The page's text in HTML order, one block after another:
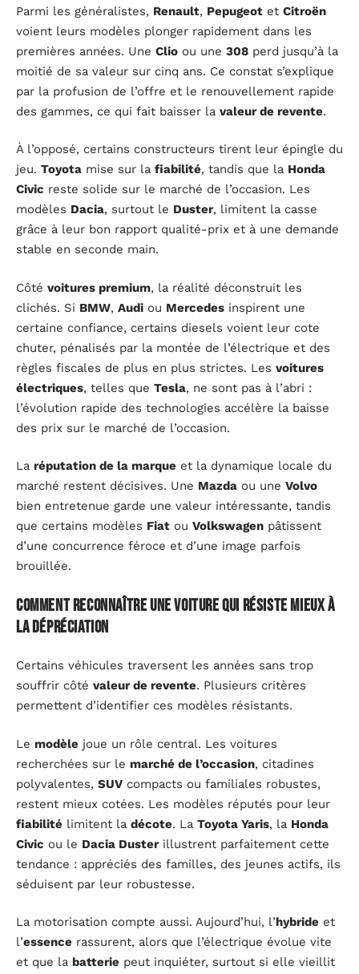
Parmi les généralistes, Renault, Pepugeot et Citroën
voient leurs modèles plonger rapidement dans les
premières années. Une Clio ou une 308 perd jusqu’à la
moitié de sa valeur sur cinq ans. Ce constat s’explique
par la profusion de l’offre et le renouvellement rapide
des gammes, ce qui fait baisser la valeur de revente.
À l’opposé, certains constructeurs tirent leur épingle du
jeu. Toyota mise sur la fiabilité, tandis que la Honda
Civic reste solide sur le marché de l’occasion. Les
modèles Dacia, surtout le Duster, limitent la casse
grâce à leur bon rapport qualité-prix et à une demande
stable en seconde main.
Côté voitures premium, la réalité déconstruit les
clichés. Si BMW, Audi ou Mercedes inspirent une
certaine confiance, certains diesels voient leur cote
chuter, pénalisés par la montée de l’électrique et des
règles fiscales de plus en plus strictes. Les voitures
électriques, telles que Tesla, ne sont pas à l’abri :
l’évolution rapide des technologies accélère la baisse
des prix sur le marché de l’occasion.
La réputation de la marque et la dynamique locale du
marché restent décisives. Une Mazda ou une Volvo
bien entretenue garde une valeur intéressante, tandis
que certains modèles Fiat ou Volkswagen pâtissent
d’une concurrence féroce et d’une image parfois
brouillée.
Comment reconnaître une voiture qui résiste mieux à
la dépréciation
Certains véhicules traversent les années sans trop
souffrir côté valeur de revente. Plusieurs critères
permettent d’identifier ces modèles résistants.
Le modèle joue un rôle central. Les voitures
recherchées sur le marché de l’occasion, citadines
polyvalentes, SUV compacts ou familiales robustes,
restent mieux cotées. Les modèles réputés pour leur
fiabilité limitent la décote. La Toyota Yaris, la Honda
Civic ou le Dacia Dusterillustrent parfaitement cette
tendance : appréciés des familles, des jeunes actifs, ils
séduisent par leur robustesse.
La motorisation compte aussi. Aujourd’hui, l’hybride et
l’essence rassurent, alors que l’électrique évolue vite
et que la batterie peut inquiéter, surtout si elle vieillit